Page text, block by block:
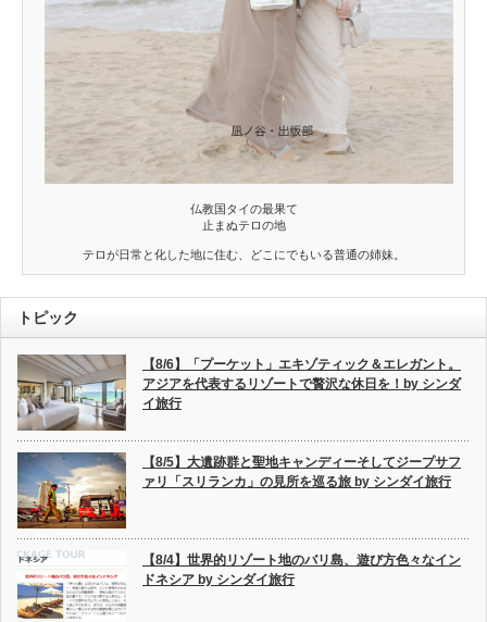
仏教国タイの最果て
止まぬテロの地
テロが日常と化した地に住む、どこにでもいる普通の姉妹。
トピック
【8/6】「プーケット」エキゾティック＆エレガント。
アジアを代表するリゾートで贅沢な休日を！by シンダ
イ旅行
【8/5】大遺跡群と聖地キャンディーそしてジープサフ
ァリ「スリランカ」の見所を巡る旅 by シンダイ旅行
【8/4】世界的リゾート地のバリ島、遊び方色々なイン
ドネシア by シンダイ旅行